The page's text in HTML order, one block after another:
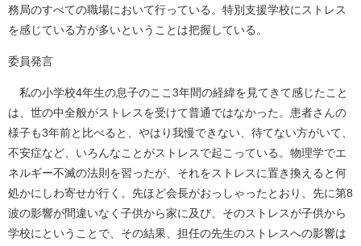
務局のすべての職場において行っている。特別支援学校にストレス
を感じている方が多いということは把握している。
委員発言
私の小学校4年生の息子のここ3年間の経緯を見てきて感じたこと
は、世の中全般がストレスを受けて普通ではなかった。患者さんの
様子も3年前と比べると、やはり我慢できない、待てない方がいて、
不安症など、いろんなことがストレスで起こっている。物理学でエ
ネルギー不滅の法則を習ったが、それをストレスに置き換えると何
処かにしわ寄せが行く。先ほど会長がおっしゃったとおり、先に第8
波の影響が間違いなく子供から家に及び、そのストレスが子供から
学校にということで、その結果、担任の先生のストレスへの影響は